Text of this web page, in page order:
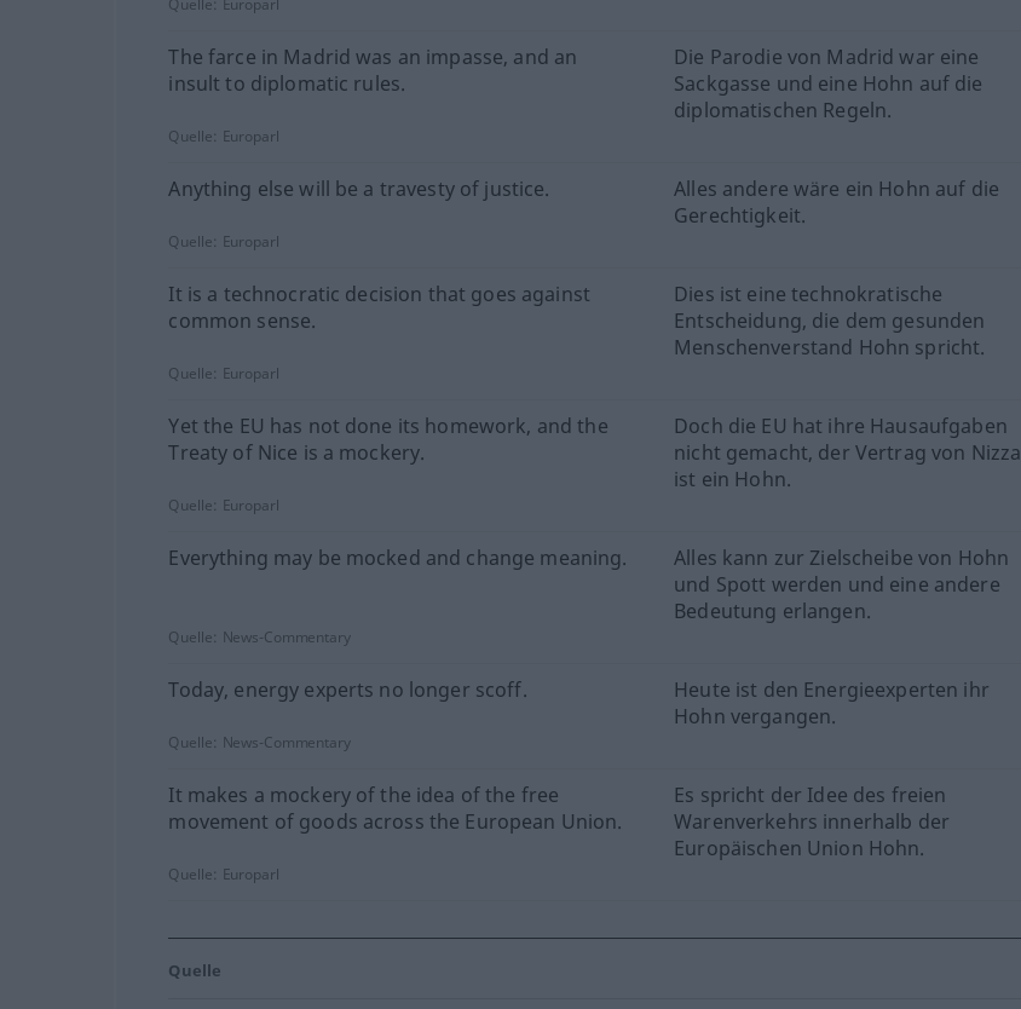
Quelle: Europarl
The farce in Madrid was an impasse, and an
insult to diplomatic rules.
Die Parodie von Madrid war eine
Sackgasse und eine Hohn auf die
diplomatischen Regeln.
Quelle: Europarl
Anything else will be a travesty of justice.
Alles andere wäre ein Hohn auf die
Gerechtigkeit.
Quelle: Europarl
It is a technocratic decision that goes against
common sense.
Dies ist eine technokratische
Entscheidung, die dem gesunden
Menschenverstand Hohn spricht.
Quelle: Europarl
Yet the EU has not done its homework, and the
Treaty of Nice is a mockery.
Doch die EU hat ihre Hausaufgaben
nicht gemacht, der Vertrag von Nizza
ist ein Hohn.
Quelle: Europarl
Everything may be mocked and change meaning.
Alles kann zur Zielscheibe von Hohn
und Spott werden und eine andere
Bedeutung erlangen.
Quelle: News-Commentary
Today, energy experts no longer scoff.
Heute ist den Energieexperten ihr
Hohn vergangen.
Quelle: News-Commentary
It makes a mockery of the idea of the free
movement of goods across the European Union.
Es spricht der Idee des freien
Warenverkehrs innerhalb der
Europäischen Union Hohn.
Quelle: Europarl
Quelle